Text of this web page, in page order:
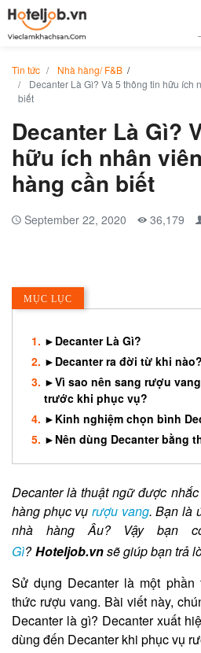
Tin tức Nhà hàng/ F&B /
Decanter Là Gì? Và 5 thông tin hữu ích
biết
Decanter Là Gì?
hữu ích nhân
hàng cần biết
September 22, 2020 36,179
MỤC LỤC
►Decanter Là Gì?
►Decanter ra đời từ khi nào?
►Vì sao nên sang rượu
trước khi phục vụ?
►Kinh nghiệm chọn bình
►Nên dùng Decanter bằng
Decanter là thuật ngữ được
hàng phục vụ rượu vang. Bạn là
nhà hàng Âu? Vậy bạn
Gì? Hoteljob.vnsẽ giúp bạn trả
Sử dụng Decanter là một phần
thức rượu vang. Bài viết này,
Decanter là gì? Decanter xuất
dùng đến Decanter khi phục vụ